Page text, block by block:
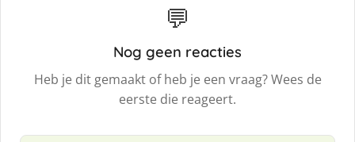
💬
Nog geen reacties
Heb je dit gemaakt of heb je een vraag? Wees de
eerste die reageert.